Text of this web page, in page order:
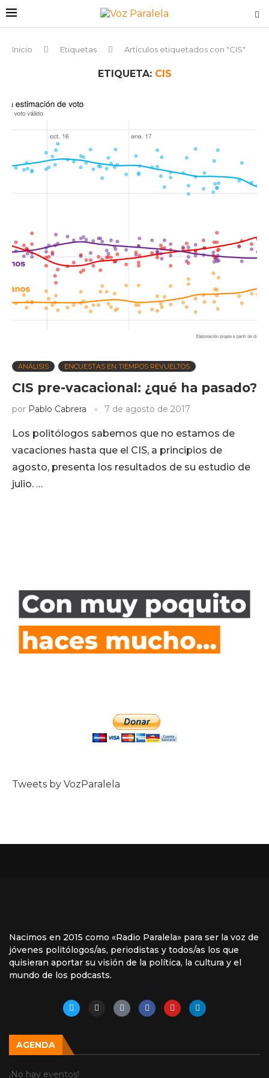
Inicio Etiquetas Artículos etiquetados con "CIS"
ETIQUETA: CIS
ANÁLISIS ENCUESTAS EN TIEMPOS REVUELTOS
CIS pre-vacacional: ¿qué ha pasado?
por Pablo Cabrera 7 de agosto de 2017
Los politólogos sabemos que no estamos de
vacaciones hasta que el CIS, a principios de
agosto, presenta los resultados de su estudio de
julio. …
Tweets by VozParalela
Nacimos en 2015 como «Radio Paralela» para ser la voz de
jóvenes politólogos/as, periodistas y todos/as los que
quisieran aportar su visión de la política, la cultura y el
mundo de los podcasts.
AGENDA
¡No hay eventos!